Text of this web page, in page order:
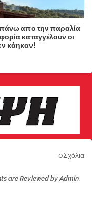
πάνω απο την παραλία
καταγγέλουν οι
κάηκαν!
0Σχόλια
are Reviewed by Admin.